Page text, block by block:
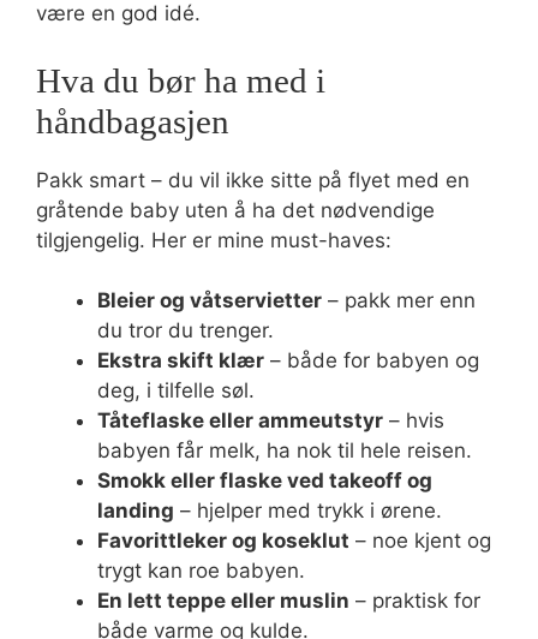
være en god idé.
Hva du bør ha med i
håndbagasjen
Pakk smart – du vil ikke sitte på flyet med en
gråtende baby uten å ha det nødvendige
tilgjengelig. Her er mine must-haves:
Bleier og våtservietter – pakk mer enn
du tror du trenger.
Ekstra skift klær – både for babyen og
deg, i tilfelle søl.
Tåteflaske eller ammeutstyr – hvis
babyen får melk, ha nok til hele reisen.
Smokk eller flaske ved takeoff og
landing – hjelper med trykk i ørene.
Favorittleker og koseklut – noe kjent og
trygt kan roe babyen.
En lett teppe eller muslin – praktisk for
både varme og kulde.